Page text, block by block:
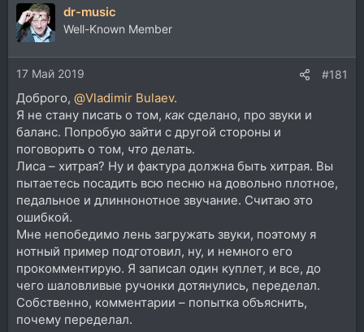
т
е
м
ч
dr-music
Well-Known Member
17 Май 2019 #181
Доброго, @Vladimir Bulaev.
Я не стану писать о том, как сделано, про звуки и
баланс. Попробую зайти с другой стороны и
поговорить о том, что делать.
Лиса – хитрая? Ну и фактура должна быть хитрая. Вы
пытаетесь посадить всю песню на довольно плотное,
педальное и длиннонотное звучание. Считаю это
ошибкой.
Мне непобедимо лень загружать звуки, поэтому я
нотный пример подготовил, ну, и немного его
прокомментирую. Я записал один куплет, и все, до
чего шаловливые ручонки дотянулись, переделал.
Собственно, комментарии – попытка объяснить,
почему переделал.